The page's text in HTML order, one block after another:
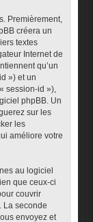
Premièrement,
créera un
textes
Internet de
qu’un
») et un
session-id »),
phpBB. Un
sur les
les
améliore votre
au logiciel
que ceux-ci
couvrir
La seconde
envoyez et